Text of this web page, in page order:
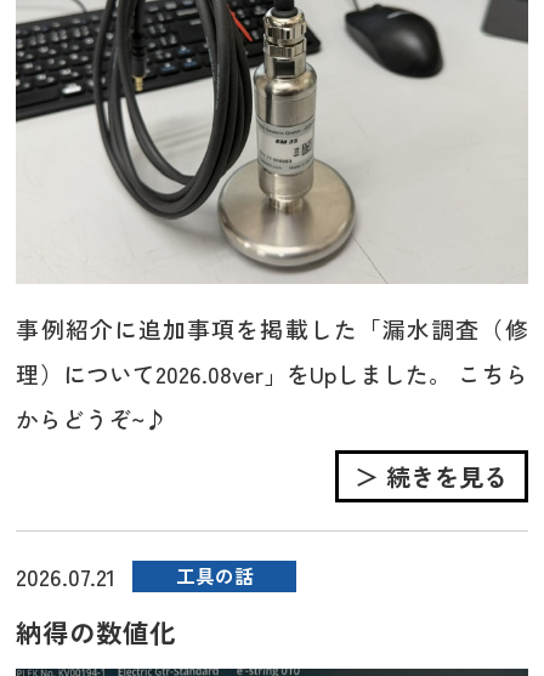
事例紹介に追加事項を掲載した「漏水調査（修
理）について2026.08ver」をUpしました。 こちら
からどうぞ~♪
＞ 続きを見る
2026.07.21 工具の話
納得の数値化